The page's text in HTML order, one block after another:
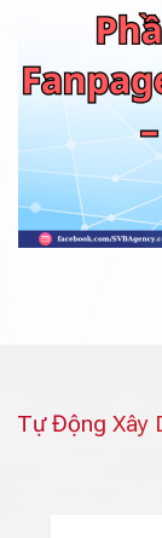
Tự Động Xây